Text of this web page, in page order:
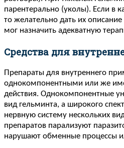
парентерально (уколы). Если в
то желательно дать их
мог назначить адекватную
Средства для
Препараты для внутреннего
однокомпонентными или же
действия. Однокомпонентные
вид гельминта, а широкого
нервную систему нескольких
препаратов парализуют
нарушают обменные процессы